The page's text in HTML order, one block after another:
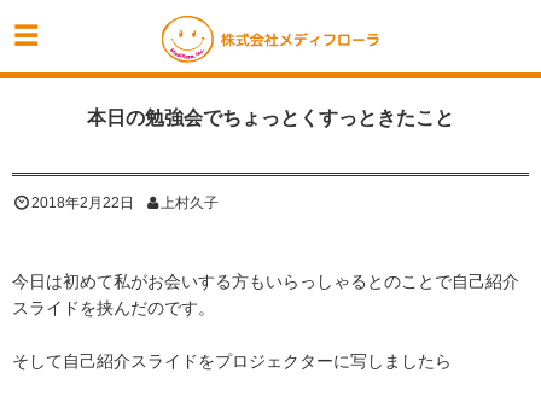
本日の勉強会でちょっとくすっときたこと
2018年2月22日 上村久子
今日は初めて私がお会いする方もいらっしゃるとのことで自己紹介
スライドを挟んだのです。
そして自己紹介スライドをプロジェクターに写しましたら